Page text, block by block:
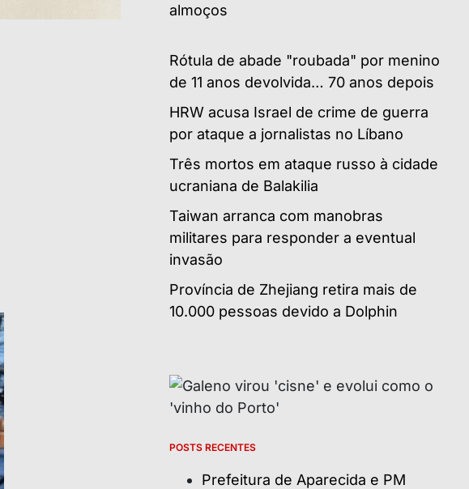
almoços
Rótula de abade "roubada" por menino
de 11 anos devolvida… 70 anos depois
HRW acusa Israel de crime de guerra
por ataque a jornalistas no Líbano
Três mortos em ataque russo à cidade
ucraniana de Balakilia
Taiwan arranca com manobras
militares para responder a eventual
invasão
Província de Zhejiang retira mais de
10.000 pessoas devido a Dolphin
POSTS RECENTES
Prefeitura de Aparecida e PM